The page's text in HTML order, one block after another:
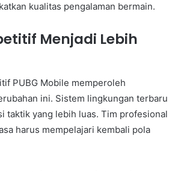
kualitas pengalaman bermain.
Menjadi Lebih
PUBG Mobile memperoleh
ini. Sistem lingkungan terbaru
taktik yang lebih luas. Tim profesional
harus mempelajari kembali pola